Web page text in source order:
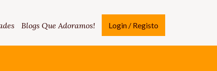
Blogs Que Adoramos! Login / Registo